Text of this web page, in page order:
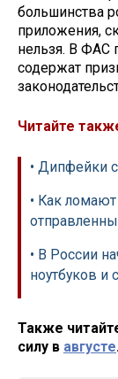
большинства
приложения,
нельзя. В ФАС
содержат
Читайте
• Дипфейки
• Как
• В России
ноутбуков и
Также
силу в августе.